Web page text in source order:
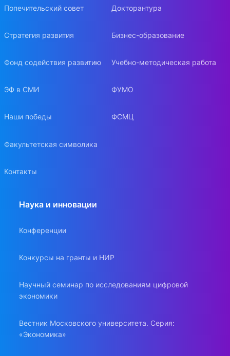
Попечительский совет
Стратегия развития
Фонд содействия развитию
ЭФ в СМИ
Наши победы
Факультетская символика
Контакты
Докторантура
Бизнес-образование
Учебно-методическая работа
ФУМО
ФСМЦ
Наука и инновации
Конференции
Конкурсы на гранты и НИР
Научный семинар по исследованиям цифровой
экономики
Вестник Московского университета. Серия:
«Экономика»